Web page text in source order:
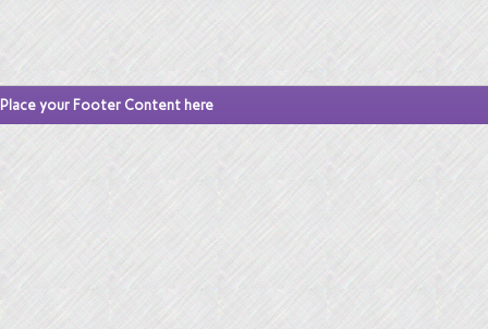
Place your Footer Content here